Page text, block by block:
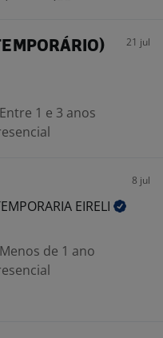
21 jul
Entre 1 e 3 anos
8 jul
EIRELI
Menos de 1 ano